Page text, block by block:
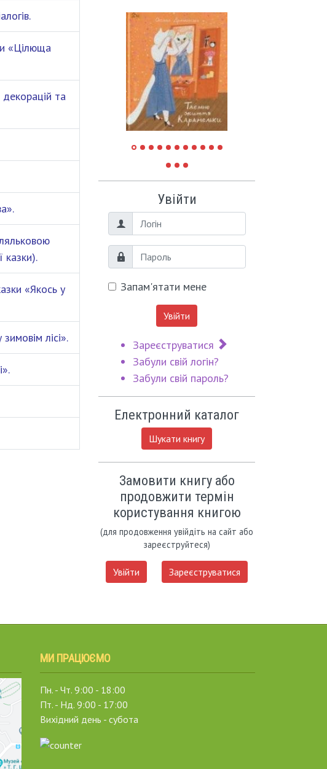
«Цілюща
та
казки).
«Якось у
лісі».
Увійти
Логін
Пароль
Запам'ятати мене
Увійти
Зареєструватися
Забули свій логін?
Забули свій пароль?
Електронний каталог
Шукати книгу
Замовити книгу або
продовжити термін
користування книгою
(для продовження увійдіть на сайт або
зареєструйтеся)
Увійти Зареєструватися
МИ ПРАЦЮЄМО
Пн. - Чт. 9:00 - 18:00
Пт. - Нд. 9:00 - 17:00
Вихідний день - субота